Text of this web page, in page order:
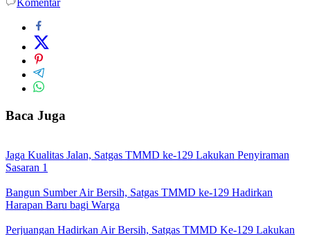
Komentar
Baca Juga
Jaga Kualitas Jalan, Satgas TMMD ke-129 Lakukan Penyiraman
Sasaran 1
Bangun Sumber Air Bersih, Satgas TMMD ke-129 Hadirkan
Harapan Baru bagi Warga
Perjuangan Hadirkan Air Bersih, Satgas TMMD Ke-129 Lakukan